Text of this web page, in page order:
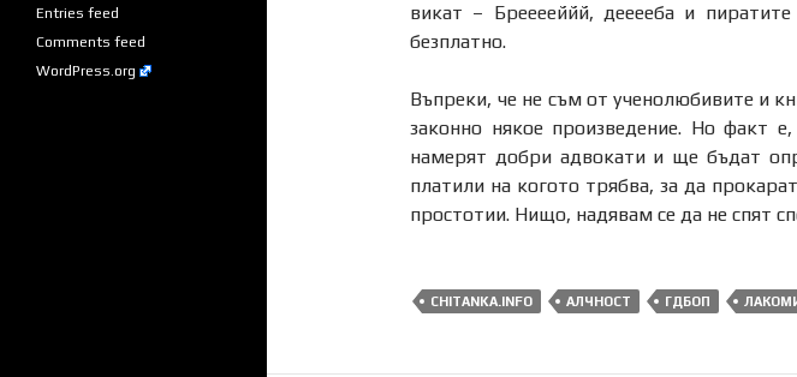
викат – Брееееййй, дееееба и
безплатно.
Въпреки, че не съм от ученолюбивите и
законно някое произведение. Но факт
намерят добри адвокати и ще бъдат
платили на когото трябва, за да
простотии. Нищо, надявам се да не спят
CHITANKA.INFO АЛЧНОСТ ГДБОП
Entries feed
Comments feed
WordPress.org